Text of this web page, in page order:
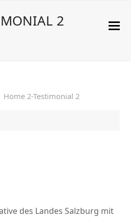
2
Home 2-Testimonial 2
des Landes Salzburg mit